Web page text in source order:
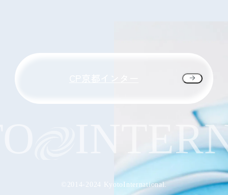
©2014-2024 KyotoInternational.